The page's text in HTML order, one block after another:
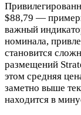
$88,79 —
важный
номинала,
становится
размещений
этом средняя
заметно выше
находится в